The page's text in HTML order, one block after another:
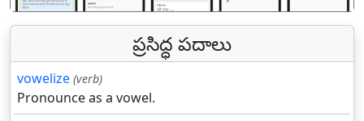
ప్రసిద్ధ పదాలు
vowelize (verb)
Pronounce as a vowel.